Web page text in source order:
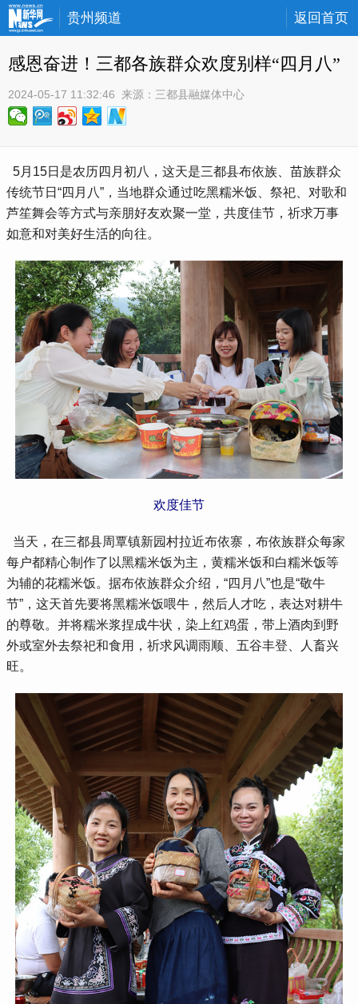
贵州频道 返回首页
感恩奋进！三都各族群众欢度别样“四月八”
2024-05-17 11:32:46 来源： 三都县融媒体中心
5月15日是农历四月初八，这天是三都县布依族、苗族群众
传统节日“四月八”，当地群众通过吃黑糯米饭、祭祀、对歌和
芦笙舞会等方式与亲朋好友欢聚一堂，共度佳节，祈求万事
如意和对美好生活的向往。
欢度佳节
当天，在三都县周覃镇新园村拉近布依寨，布依族群众每家
每户都精心制作了以黑糯米饭为主，黄糯米饭和白糯米饭等
为辅的花糯米饭。据布依族群众介绍，“四月八”也是“敬牛
节”，这天首先要将黑糯米饭喂牛，然后人才吃，表达对耕牛
的尊敬。并将糯米浆捏成牛状，染上红鸡蛋，带上酒肉到野
外或室外去祭祀和食用，祈求风调雨顺、五谷丰登、人畜兴
旺。